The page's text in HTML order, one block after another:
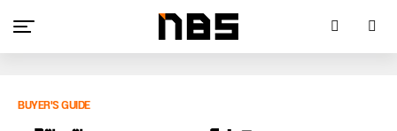
BUYER'S GUIDE